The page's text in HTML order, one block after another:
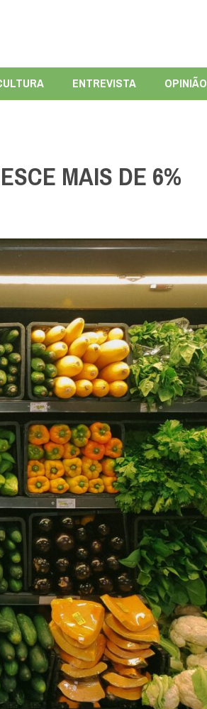
ENTREVISTA OPINIÃO
MAIS DE 6%